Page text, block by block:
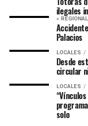
ilegales
»
Palacios
LOCALES
Desde
circular
LOCALES
solo